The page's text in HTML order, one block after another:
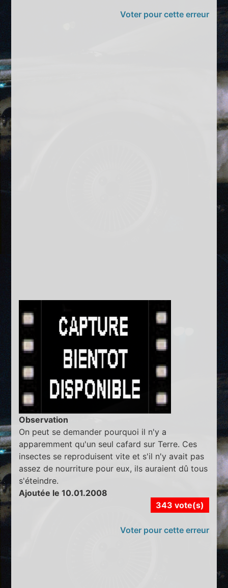
Voter pour cette erreur
Observation
On peut se demander pourquoi il n'y a
apparemment qu'un seul cafard sur Terre. Ces
insectes se reproduisent vite et s'il n'y avait pas
assez de nourriture pour eux, ils auraient dû tous
s'éteindre.
Ajoutée le 10.01.2008
343 vote(s)
Voter pour cette erreur